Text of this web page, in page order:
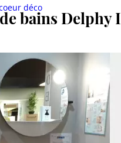
bains Delphy
déco